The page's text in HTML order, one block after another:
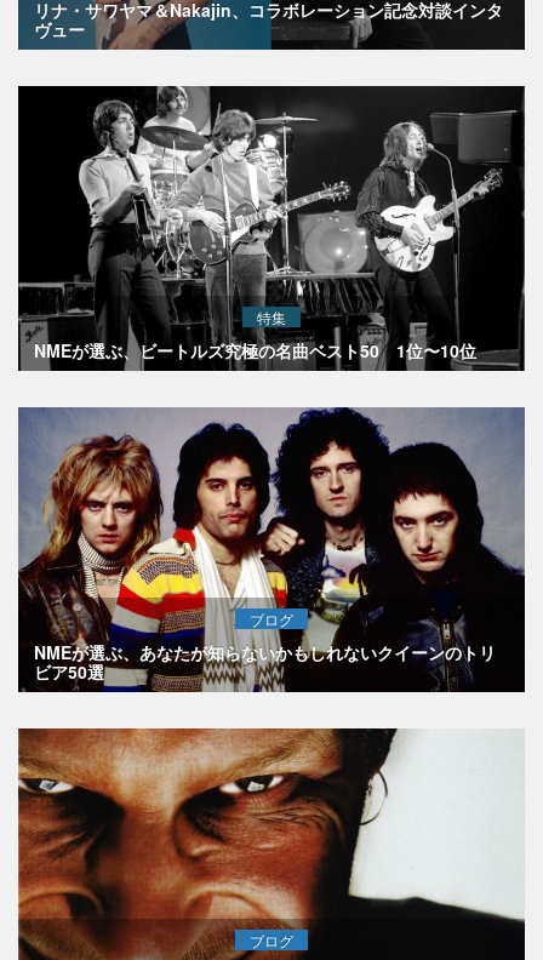
リナ・サワヤマ＆Nakajin、コラボレーション記念対談インタ
ヴュー
特集
NMEが選ぶ、ビートルズ究極の名曲ベスト50 1位〜10位
ブログ
NMEが選ぶ、あなたが知らないかもしれないクイーンのトリ
ビア50選
ブログ